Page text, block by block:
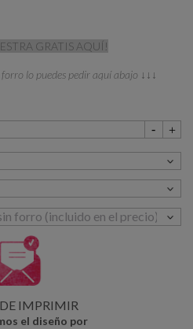
GRATIS AQUÍ!
lo puedes pedir aquí abajo ↓↓↓
IMPRIMIR
el diseño por